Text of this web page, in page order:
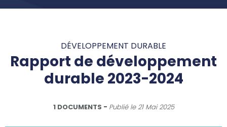
DÉVELOPPEMENT DURABLE
Rapport de développement
durable 2023-2024
1 DOCUMENTS Publié le21 Mai 2025